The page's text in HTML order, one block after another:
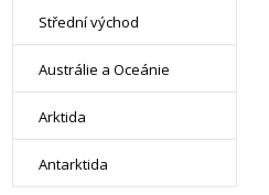
Střední východ
Austrálie a Oceánie
Arktida
Antarktida